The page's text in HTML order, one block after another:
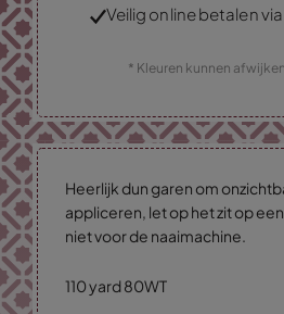
Veilig online betalen
* Kleuren kunnen
Heerlijk dun garen om
appliceren, let op het zit op
niet voor de naaimachine.
110 yard 80WT